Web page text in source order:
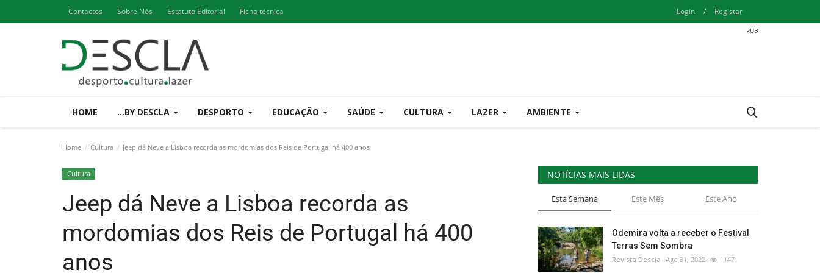
Contactos Sobre Nós Estatuto Editorial Ficha técnica Login / Registar
HOME ...BY DESCLA DESPORTO EDUCAÇÃO SAÚDE CULTURA LAZER AMBIENTE
Home Cultura Jeep dá Neve a Lisboa recorda as mordomias dos Reis de Portugal há 400 anos
Cultura
Jeep dá Neve a Lisboa recorda as
mordomias dos Reis de Portugal há 400
anos
NOTÍCIAS MAIS LIDAS
Esta Semana Este Mês Este Ano
Odemira volta a receber o Festival
Terras Sem Sombra
Revista Descla Ago 31, 2022 1147